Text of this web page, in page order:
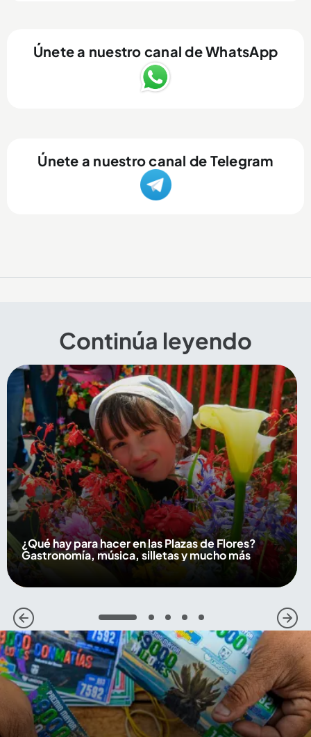
Únete a nuestro canal de WhatsApp
Únete a nuestro canal de Telegram
Continúa leyendo
¿Qué hay para hacer en las Plazas de Flores?
Gastronomía, música, silletas y mucho más
1 2 3 4 5